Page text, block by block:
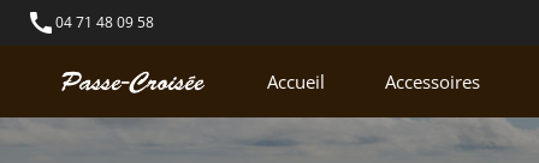
call04 71 48 09 58
Accueil Accessoires